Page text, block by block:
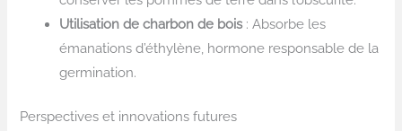
Utilisation de charbon de bois: Absorbe les
émanations d’éthylène, hormone responsable de la
germination.
Perspectives et innovations futures